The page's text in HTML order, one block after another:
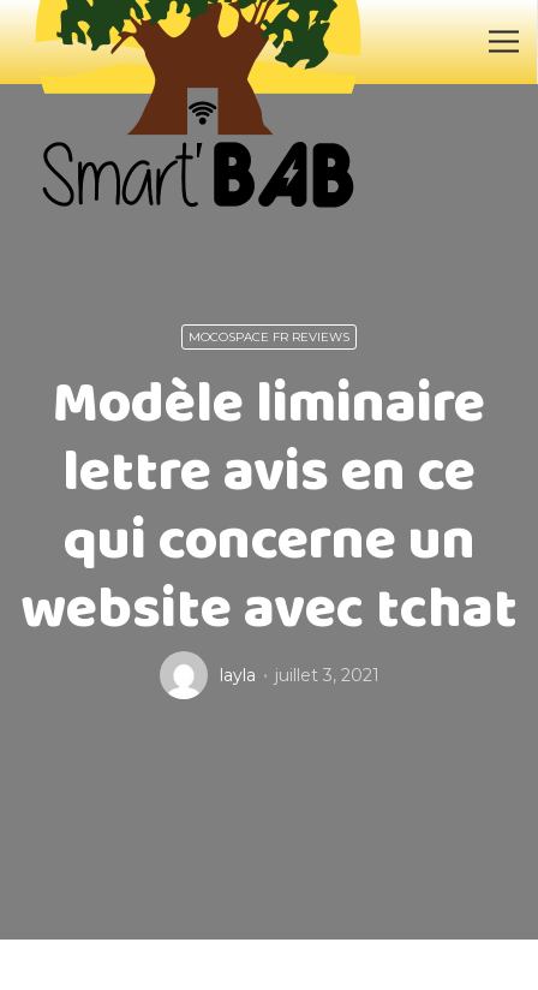
MOCOSPACE FR REVIEWS
Modèle liminaire
lettre avis en ce
qui concerne un
website avec tchat
layla juillet 3, 2021